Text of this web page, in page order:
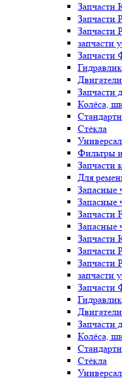
Запчасти
Запчасти
Запчасти
запчасти
Запчасти
Двигатели
Запчасти
Колёса,
Стёкла
Фильтры
Запчасти
Для
Запасные
Запасные
Запчасти
Запасные
Запчасти
Запчасти
Запчасти
запчасти
Запчасти
Двигатели
Запчасти
Колёса,
Стёкла